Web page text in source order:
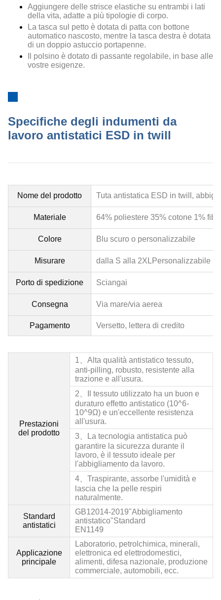
Aggiungere delle strisce elastiche su entrambi i lati
della vita, adatte a più tipologie di corpo.
La tasca sul petto è dotata di patta con bottone
automatico nascosto, mentre la tasca destra è dotata
di un doppio astuccio portapenne.
Il polsino è dotato di passante regolabile, in base alle
vostre esigenze.
Specifiche degli indumenti da
lavoro antistatici ESD in twill
Nome del prodotto Tuta antistatica ESD in twill,
Materiale 64% poliestere 35% cotone 1%
Colore Blu scuro o personalizzabile
Misurare dalla S alla 2XL Personalizzabile
Porto di spedizione Sciangai
Consegna Via mare/via aerea
Pagamento Versetto, lettera di credito
Prestazioni
del prodotto
1、 Alta qualità antistatico tessuto,
anti-pilling, robusto, resistente alla
trazione e all'usura.
2、
Il tessuto utilizzato ha un buon e
duraturo effetto antistatico (10^6-
10^9Ω) e un'eccellente resistenza
all'usura.
3、
La tecnologia antistatica può
garantire la sicurezza durante il
lavoro, è il tessuto ideale per
l'abbigliamento da lavoro.
4、 Traspirante, assorbe l'umidità e
lascia che la pelle respiri
naturalmente.
Standard
antistatici
GB12014-2019"Abbigliamento
antistatico"Standard
EN1149
Applicazione
principale
Laboratorio, petrolchimica, minerali,
elettronica ed elettrodomestici,
alimenti, difesa nazionale, produzione
commerciale, automobili, ecc.